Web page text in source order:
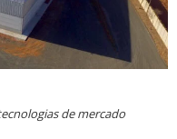
de mercado